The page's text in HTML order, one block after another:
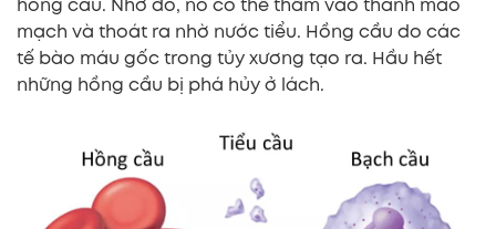
mạch và thoát ra nhờ nước tiểu. Hồng cầu do các
tế bào máu gốc trong tủy xương tạo ra. Hầu hết
những hồng cầu bị phá hủy ở lách.